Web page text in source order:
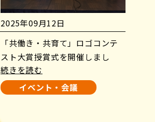
2025年09月12日
「共働き・共育て」ロゴコンテ
スト大賞授賞式を開催しまし
た！
続きを読む
イベント・会議